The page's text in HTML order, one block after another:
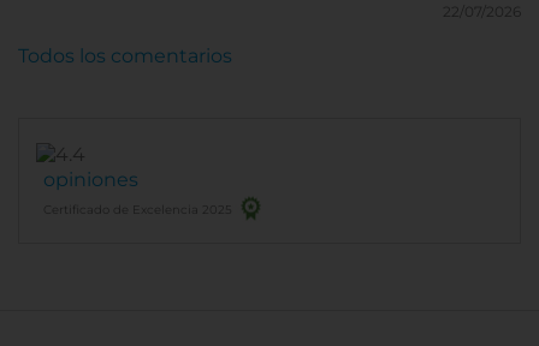
22/07/2026
opiniones
Certificado de Excelencia 2025
Todos los comentarios